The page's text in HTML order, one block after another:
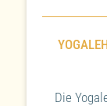
Die